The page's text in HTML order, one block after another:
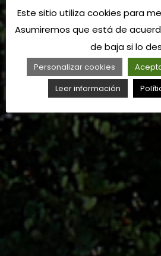
Este sitio utiliza cookies para
Asumiremos que está de
de baja si lo
Personalizar cookies
Leer información